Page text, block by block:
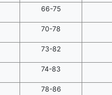
66-75
70-78
73-82
74-83
78-86